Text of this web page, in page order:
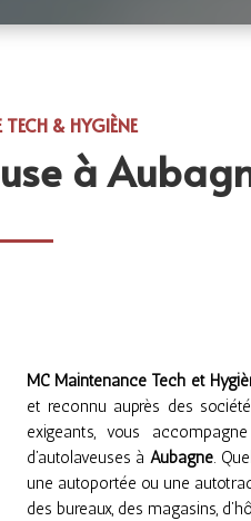
& HYGIÈNE
à
MC Maintenance Tech et
et reconnu auprès des
exigeants, vous
d’autolaveuses àAubagne.
une autoportée ou une
des bureaux, des magasins,